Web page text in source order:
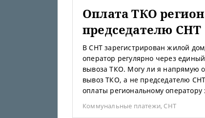
Оплата ТКО
председателю СНТ
В СНТ зарегистрирован жилой
оператор регулярно через
вывоза ТКО. Могу ли я напрямую
вывоз ТКО, а не председателю
оплаты региональному
Коммунальные платежи, СНТ